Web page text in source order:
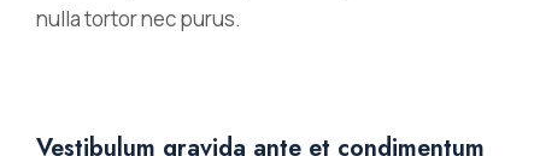
nulla tortor nec purus.
Vestibulum gravida ante et condimentum